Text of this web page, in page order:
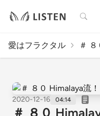
検索
愛はフラクタル ＃
2020-12-16 04:14
＃ ８０